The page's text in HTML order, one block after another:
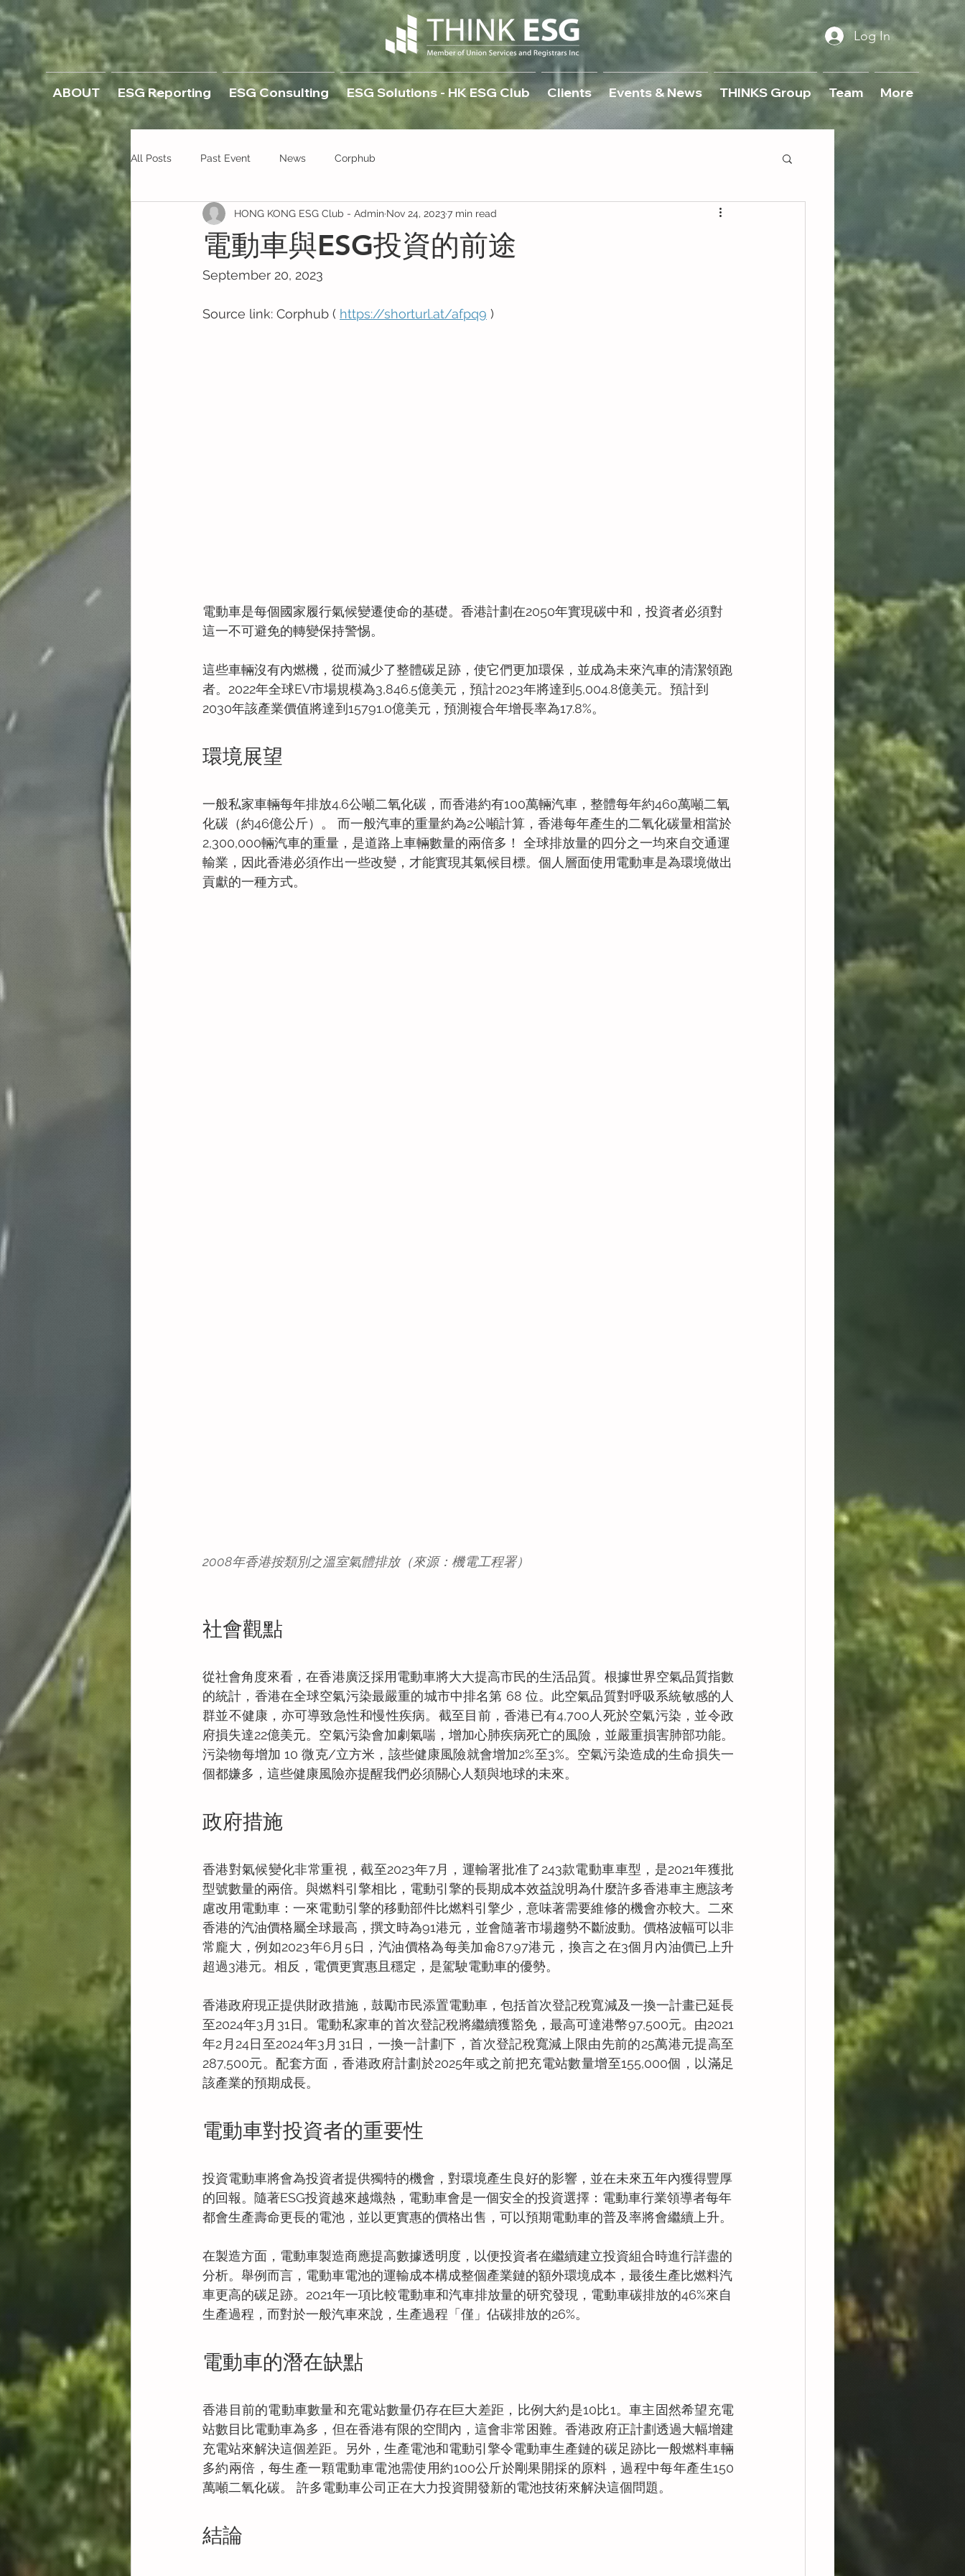
Log In
ABOUT ESG Reporting ESG Consulting ESG Solutions - HK ESG Club Clients Events & News THINKS Group Team More
All Posts Past Event News Corphub
電動車與ESG投資的前途
HONG KONG ESG Club - Admin Nov 24, 20237 min read
September 20, 2023
Source link: Corphub ( https://shorturl.at/afpq9 )
電動車是每個國家履行氣候變遷使命的基礎。香港計劃在2050年實現碳中和，投資者必須對
這一不可避免的轉變保持警惕。
這些車輛沒有內燃機，從而減少了整體碳足跡，使它們更加環保，並成為未來汽車的清潔領跑
者。2022年全球EV市場規模為3,846.5億美元，預計2023年將達到5,004.8億美元。預計到
2030年該產業價值將達到15791.0億美元，預測複合年增長率為17.8%。
環境展望
一般私家車輛每年排放4.6公噸二氧化碳，而香港約有100萬輛汽車，整體每年約460萬噸二氧
化碳（約46億公斤）。 而一般汽車的重量約為2公噸計算，香港每年產生的二氧化碳量相當於
2,300,000輛汽車的重量，是道路上車輛數量的兩倍多！ 全球排放量的四分之一均來自交通運
輸業，因此香港必須作出一些改變，才能實現其氣候目標。個人層面使用電動車是為環境做出
貢獻的一種方式。
2008年香港按類別之溫室氣體排放（來源：機電工程署）
社會觀點
從社會角度來看，在香港廣泛採用電動車將大大提高市民的生活品質。根據世界空氣品質指數
的統計，香港在全球空氣污染最嚴重的城市中排名第 68 位。此空氣品質對呼吸系統敏感的人
群並不健康，亦可導致急性和慢性疾病。截至目前，香港已有4,700人死於空氣污染，並令政
府損失達22億美元。空氣污染會加劇氣喘，增加心肺疾病死亡的風險，並嚴重損害肺部功能。
污染物每增加 10 微克/立方米，該些健康風險就會增加2%至3%。空氣污染造成的生命損失一
個都嫌多，這些健康風險亦提醒我們必須關心人類與地球的未來。
政府措施
香港對氣候變化非常重視，截至2023年7月，運輸署批准了243款電動車車型，是2021年獲批
型號數量的兩倍。與燃料引擎相比，電動引擎的長期成本效益說明為什麼許多香港車主應該考
慮改用電動車：一來電動引擎的移動部件比燃料引擎少，意味著需要維修的機會亦較大。二來
香港的汽油價格屬全球最高，撰文時為91港元，並會隨著市場趨勢不斷波動。價格波幅可以非
常龐大，例如2023年6月5日，汽油價格為每美加侖87.97港元，換言之在3個月內油價已上升
超過3港元。相反，電價更實惠且穩定，是駕駛電動車的優勢。
香港政府現正提供財政措施，鼓勵市民添置電動車，包括首次登記稅寬減及一換一計畫已延長
至2024年3月31日。電動私家車的首次登記稅將繼續獲豁免，最高可達港幣97,500元。由2021
年2月24日至2024年3月31日，一換一計劃下，首次登記稅寬減上限由先前的25萬港元提高至
287,500元。配套方面，香港政府計劃於2025年或之前把充電站數量增至155,000個，以滿足
該產業的預期成長。
電動車對投資者的重要性
投資電動車將會為投資者提供獨特的機會，對環境產生良好的影響，並在未來五年內獲得豐厚
的回報。隨著ESG投資越來越熾熱，電動車會是一個安全的投資選擇：電動車行業領導者每年
都會生產壽命更長的電池，並以更實惠的價格出售，可以預期電動車的普及率將會繼續上升。
在製造方面，電動車製造商應提高數據透明度，以便投資者在繼續建立投資組合時進行詳盡的
分析。舉例而言，電動車電池的運輸成本構成整個產業鏈的額外環境成本，最後生產比燃料汽
車更高的碳足跡。2021年一項比較電動車和汽車排放量的研究發現，電動車碳排放的46%來自
生產過程，而對於一般汽車來說，生產過程「僅」佔碳排放的26%。
電動車的潛在缺點
香港目前的電動車數量和充電站數量仍存在巨大差距，比例大約是10比1。車主固然希望充電
站數目比電動車為多，但在香港有限的空間內，這會非常困難。香港政府正計劃透過大幅增建
充電站來解決這個差距。另外，生產電池和電動引擎令電動車生產鏈的碳足跡比一般燃料車輛
多約兩倍，每生產一顆電動車電池需使用約100公斤於剛果開採的原料，過程中每年產生150
萬噸二氧化碳。 許多電動車公司正在大力投資開發新的電池技術來解決這個問題。
結論